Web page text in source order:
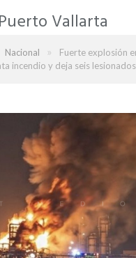
Vallarta
Nacional »
Fuerte explosión
incendio y deja seis lesionados